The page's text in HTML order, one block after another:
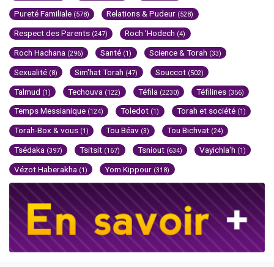
Pureté Familiale (578) Relations & Pudeur (528)
Respect des Parents (247) Roch 'Hodech (4)
Roch Hachana (296) Santé (1) Science & Torah (33)
Sexualité (8) Sim'hat Torah (47) Souccot (502)
Talmud (1) Techouva (122) Téfila (2230) Téfilines (356)
Temps Messianique (124) Toledot (1) Torah et société (1)
Torah-Box & vous (1) Tou Béav (3) Tou Bichvat (24)
Tsédaka (397) Tsitsit (167) Tsniout (634) Vayichla'h (1)
Vézot Haberakha (1) Yom Kippour (318)